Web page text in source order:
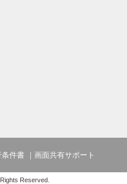
条件書 画面共有サポート
Reserved.